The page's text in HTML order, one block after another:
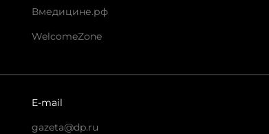
Вмедицине.рф
WelcomeZone
E-mail
gazeta@dp.ru